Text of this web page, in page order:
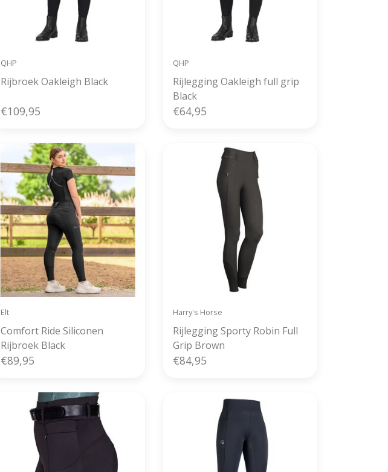
QHP
Rijbroek Oakleigh Black
€109,95
QHP
Rijlegging Oakleigh full grip
Black
€64,95
Elt
Comfort Ride Siliconen
Rijbroek Black
€89,95
Harry's Horse
Rijlegging Sporty Robin Full
Grip Brown
€84,95